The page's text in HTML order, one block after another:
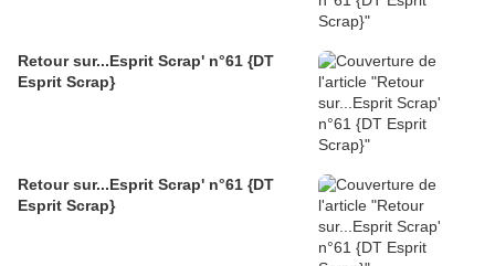
Retour sur...Esprit Scrap' n°61 {DT
Esprit Scrap}
Retour sur...Esprit Scrap' n°61 {DT
Esprit Scrap}